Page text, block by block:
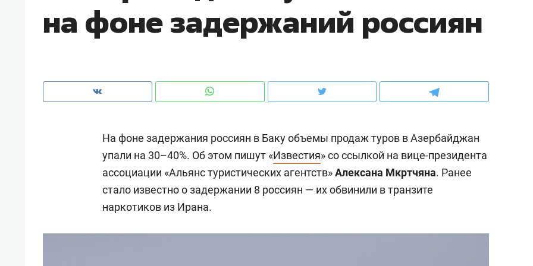
на фоне задержаний россиян
На фоне задержания россиян в Баку объемы продаж туров в Азербайджан
упали на 30–40%. Об этом пишут «Известия» со ссылкой на вице-президента
ассоциации «Альянс туристических агентств»Алексана Мкртчяна. Ранее
стало известно о задержании 8 россиян — их обвинили в транзите
наркотиков из Ирана.
школьной формы о контрафакте,
налогах и развитии без кредитов
чем интересен Оман?
«В банкротствах сегодня
Опыт выживания в дикой
Мексика, рок-концерт